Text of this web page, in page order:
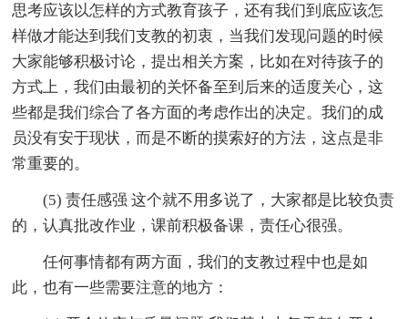
思考应该以怎样的方式教育孩子，还有我们到底应该怎
样做才能达到我们支教的初衷，当我们发现问题的时候
大家能够积极讨论，提出相关方案，比如在对待孩子的
方式上，我们由最初的关怀备至到后来的适度关心，这
些都是我们综合了各方面的考虑作出的决定。我们的成
员没有安于现状，而是不断的摸索好的方法，这点是非
常重要的。
(5) 责任感强 这个就不用多说了，大家都是比较负责
的，认真批改作业，课前积极备课，责任心很强。
任何事情都有两方面，我们的支教过程中也是如
此，也有一些需要注意的地方：